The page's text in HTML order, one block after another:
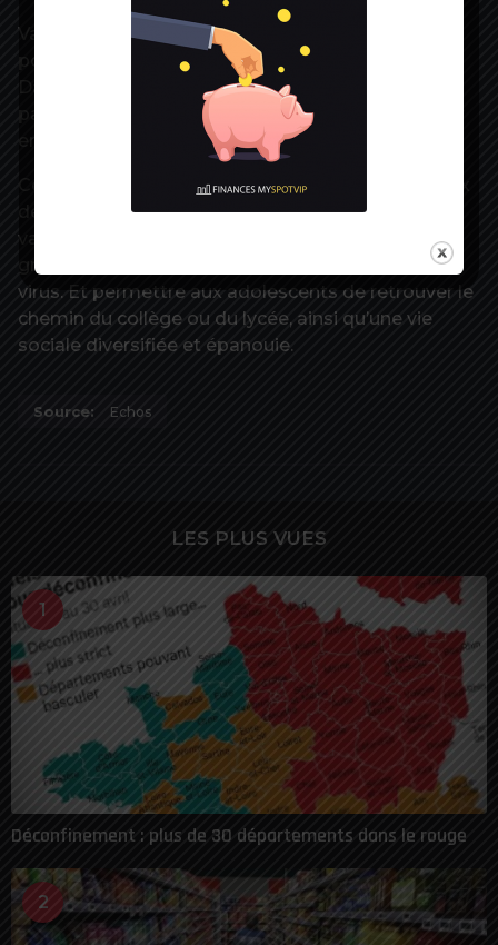
Vacciner la moitié des adolescents serait efficace
pour parer un redémarrage de la circulation virale.
Dans le dernier sondage Coviprev, 47 % des
parents se disent d’accord pour faire vacciner leur
Cependant, plutôt que de mettre en avant un taux
de vaccination, la HAS insiste sur l’intérêt d’une
vaccination « homogène » sur le territoire et par
groupes d’âge. Il faut résorber les réservoirs du
virus. Et permettre aux adolescents de retrouver le
chemin du collège ou du lycée, ainsi qu’une vie
sociale diversifiée et épanouie.
Source: Echos
LES PLUS VUES
1
Déconfinement : plus de 30 départements dans le rouge
2